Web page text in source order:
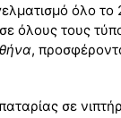
όλο
σε όλους τους
,
σε